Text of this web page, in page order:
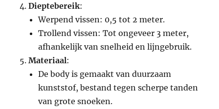
Dieptebereik:
Werpend vissen: 0,5 tot 2 meter.
Trollend vissen: Tot ongeveer 3 meter,
afhankelijk van snelheid en lijngebruik.
Materiaal:
De body is gemaakt van duurzaam
kunststof, bestand tegen scherpe tanden
van grote snoeken.